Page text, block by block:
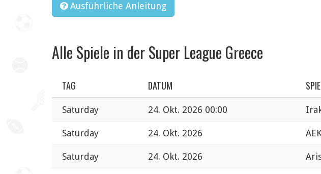
Ausführliche Anleitung
Alle Spiele in der Super League Greece
TAG DATUM
Saturday 24. Okt. 2026 00:00
Saturday 24. Okt. 2026
Saturday 24. Okt. 2026